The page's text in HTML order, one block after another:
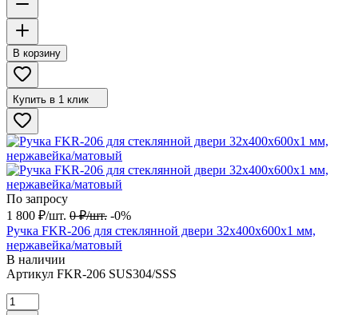
В корзину
Купить в 1 клик
По запросу
1 800 ₽/шт. 0 ₽/шт. -0%
Ручка FKR-206 для стеклянной двери 32x400х600х1 мм,
нержавейка/матовый
В наличии
Артикул FKR-206 SUS304/SSS